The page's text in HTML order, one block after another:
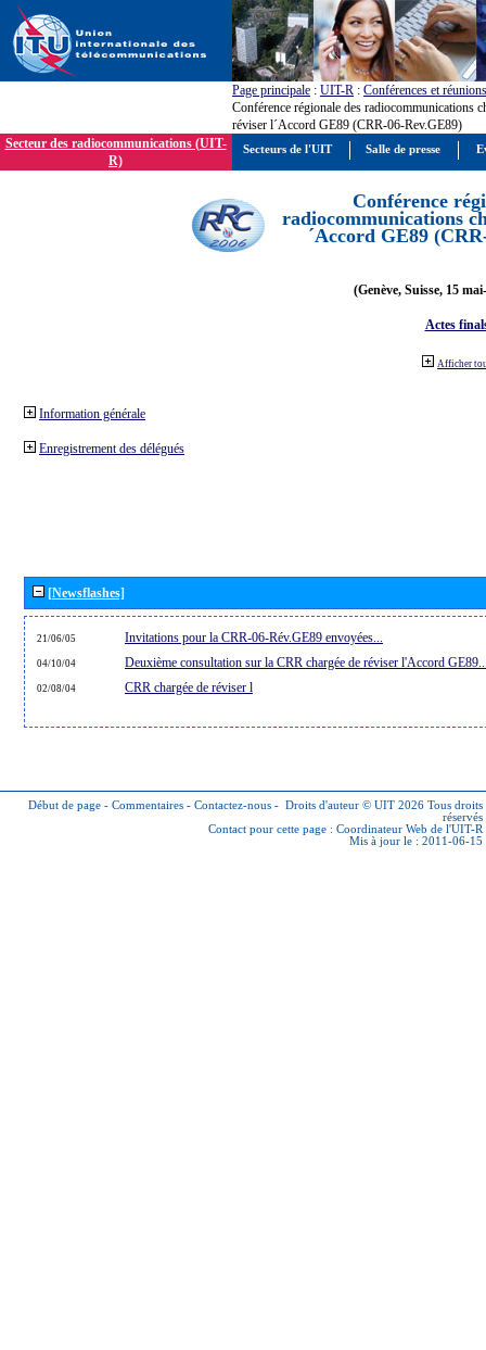
Page principale : UIT-R : Conférences et réunions
Conférence régionale des radiocommunications
réviser l´Accord GE89 (CRR-06-Rev.GE89)
Secteur des radiocommunications (UIT-
R)
Conférence
radiocommunications
´Accord GE89
(Genève, Suisse, 15
Actes
Afficher
Information générale
Enregistrement des délégués
[Newsflashes]
21/06/05 Invitations pour la CRR-06-Rév.GE89 envoyées...
04/10/04 Deuxième consultation sur la CRR chargée de réviser l'Accord
02/08/04 CRR chargée de réviser l
Début de page - Commentaires - Contactez-nous - Droits d'auteur © UIT 2026 Tous droits
réservés
Contact pour cette page : Coordinateur Web de l'UIT-R
Mis à jour le : 2011-06-15
Secteurs de l'UIT Salle de presse